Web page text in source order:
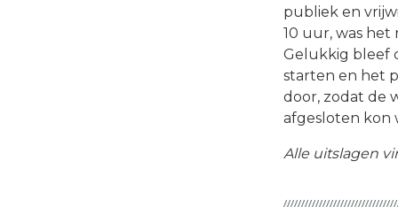
publiek en
10 uur, was
Gelukkig bleef
starten en het
door, zodat de
afgesloten kon
Alle uitslagen